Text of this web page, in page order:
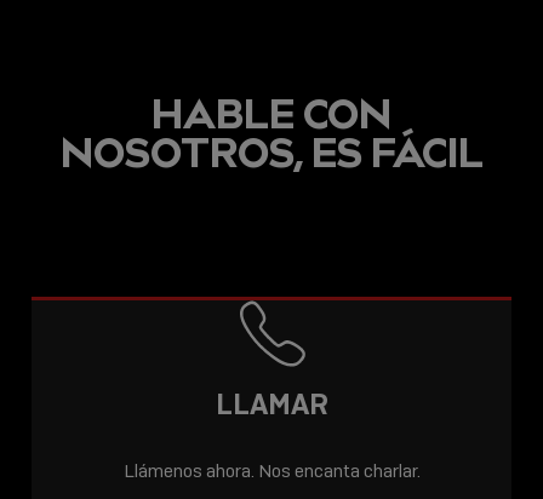
HABLE CON
NOSOTROS, ES FÁCIL
LLAMAR
Llámenos ahora. Nos encanta charlar.